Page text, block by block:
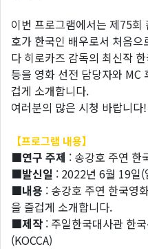
이번 프로그램에서는 제75회
호가 한국인 배우로서 처음
다 히로카즈 감독의 최신작
등을 영화 선전 담당자와 MC
겁게 소개합니다.
여러분의 많은 시청 바랍니다!
【프로그램 내용】
■연구 주제 : 송강호 주연 한
■발신일 : 2022년 6월 19일(
■내용 : 송강호 주연 한국영
을 즐겁게 소개합니다.
■제작 : 주일한국대사관 한
(KOCCA)